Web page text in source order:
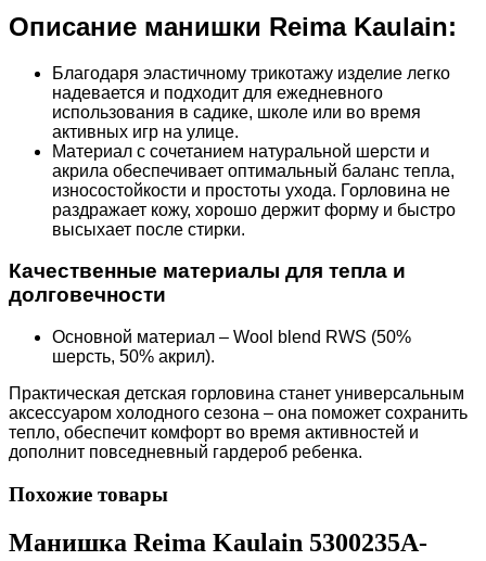
Описание манишки Reima Kaulain:
Благодаря эластичному трикотажу изделие легко
надевается и подходит для ежедневного
использования в садике, школе или во время
активных игр на улице.
Материал с сочетанием натуральной шерсти и
акрила обеспечивает оптимальный баланс тепла,
износостойкости и простоты ухода. Горловина не
раздражает кожу, хорошо держит форму и быстро
высыхает после стирки.
Качественные материалы для тепла и
долговечности
Основной материал – Wool blend RWS (50%
шерсть, 50% акрил).
Практическая детская горловина станет универсальным
аксессуаром холодного сезона – она поможет сохранить
тепло, обеспечит комфорт во время активностей и
дополнит повседневный гардероб ребенка.
Похожие товары
Манишка Reima Kaulain 5300235A-